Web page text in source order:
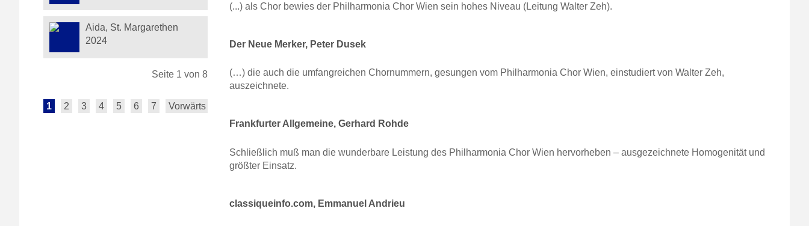
(...) als Chor bewies der Philharmonia Chor Wien sein hohes Niveau (Leitung Walter Zeh).
Der Neue Merker, Peter Dusek
(…) die auch die umfangreichen Chornummern, gesungen vom Philharmonia Chor Wien, einstudiert von Walter Zeh,
auszeichnete.
Frankfurter Allgemeine, Gerhard Rohde
Schließlich muß man die wunderbare Leistung des Philharmonia Chor Wien hervorheben – ausgezeichnete Homogenität und
größter Einsatz.
classiqueinfo.com, Emmanuel Andrieu
Aida, St. Margarethen
2024
Seite 1 von 8
1 2 3 4 5 6 7 Vorwärts